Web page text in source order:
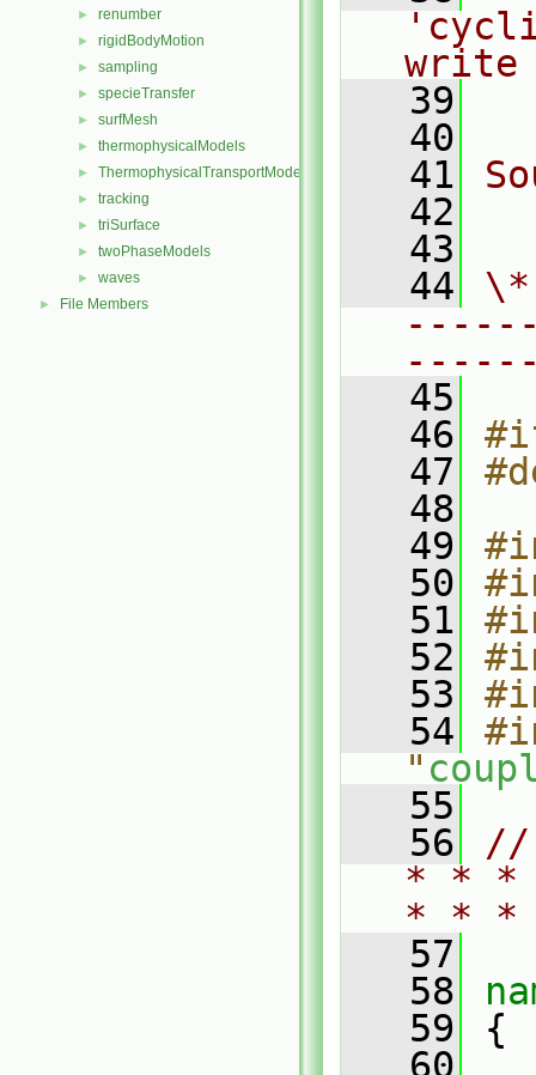
► renumber
► rigidBodyMotion
► sampling
► specieTransfer
► surfMesh
► thermophysicalModels
► ThermophysicalTransportModels
► tracking
► triSurface
► twoPhaseModels
► waves
► File Members
write
   39
   40
   41
   42
   43
   44
   45
   46
   47
   48
   49
   50
   51
   52
   53
   54
"
   55
   56
//
* * *
* *
   57
   58
   59
{
   60